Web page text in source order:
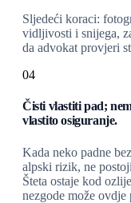
Sljedeći koraci:
vidljivosti i snijega,
da advokat provjeri
04
Čisti vlastiti pad;
vlastito osiguranje.
Kada neko padne
alpski rizik, ne
Šteta ostaje kod
nezgode može